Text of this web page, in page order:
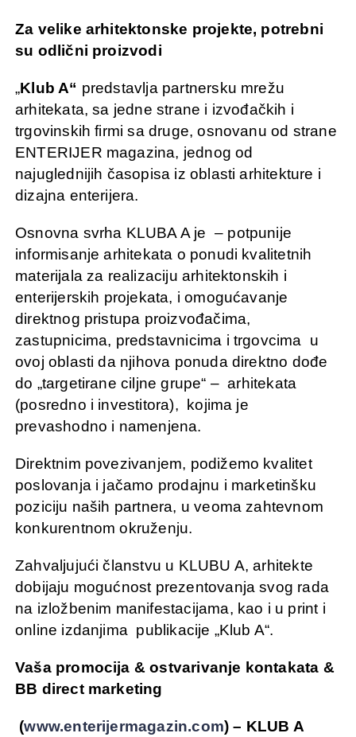
Za velike arhitektonske projekte, potrebni
su odlični proizvodi
„Klub A“ predstavlja partnersku mrežu
arhitekata, sa jedne strane i izvođačkih i
trgovinskih firmi sa druge, osnovanu od strane
ENTERIJER magazina, jednog od
najuglednijih časopisa iz oblasti arhitekture i
dizajna enterijera.
Osnovna svrha KLUBA A je – potpunije
informisanje arhitekata o ponudi kvalitetnih
materijala za realizaciju arhitektonskih i
enterijerskih projekata, i omogućavanje
direktnog pristupa proizvođačima,
zastupnicima, predstavnicima i trgovcima u
ovoj oblasti da njihova ponuda direktno dođe
do „targetirane ciljne grupe“ – arhitekata
(posredno i investitora), kojima je
prevashodno i namenjena.
Direktnim povezivanjem, podižemo kvalitet
poslovanja i jačamo prodajnu i marketinšku
poziciju naših partnera, u veoma zahtevnom
konkurentnom okruženju.
Zahvaljujući članstvu u KLUBU A, arhitekte
dobijaju mogućnost prezentovanja svog rada
na izložbenim manifestacijama, kao i u print i
online izdanjima publikacije „Klub A“.
Vaša promocija & ostvarivanje kontakata &
BB direct marketing
(www.enterijermagazin.com) – KLUB A